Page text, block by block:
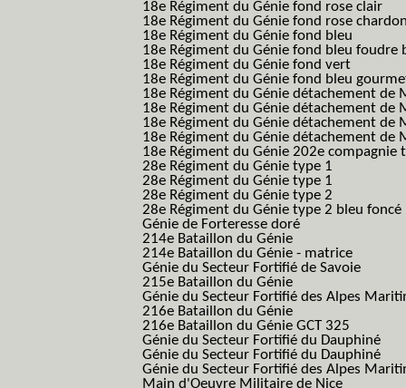
18e Régiment du Génie fond rose clair
18e Régiment du Génie fond rose
18e Régiment du Génie fond bleu
18e Régiment du Génie fond bleu foudre
18e Régiment du Génie fond vert
18e Régiment du Génie fond bleu
18e Régiment du Génie détachement de
18e Régiment du Génie détachement de
18e Régiment du Génie détachement de
18e Régiment du Génie détachement de
18e Régiment du Génie 202e compagnie
28e Régiment du Génie type 1
28e Régiment du Génie type 1
28e Régiment du Génie type 2
28e Régiment du Génie type 2 bleu foncé
Génie de Forteresse doré
214e Bataillon du Génie
214e Bataillon du Génie - matrice
Génie du Secteur Fortifié de Savoie
215e Bataillon du Génie
Génie du Secteur Fortifié des Alpes
216e Bataillon du Génie
216e Bataillon du Génie GCT 325
Génie du Secteur Fortifié du Dauphiné
Génie du Secteur Fortifié du Dauphiné
Génie du Secteur Fortifié des Alpes
Main d'Oeuvre Militaire de Nice